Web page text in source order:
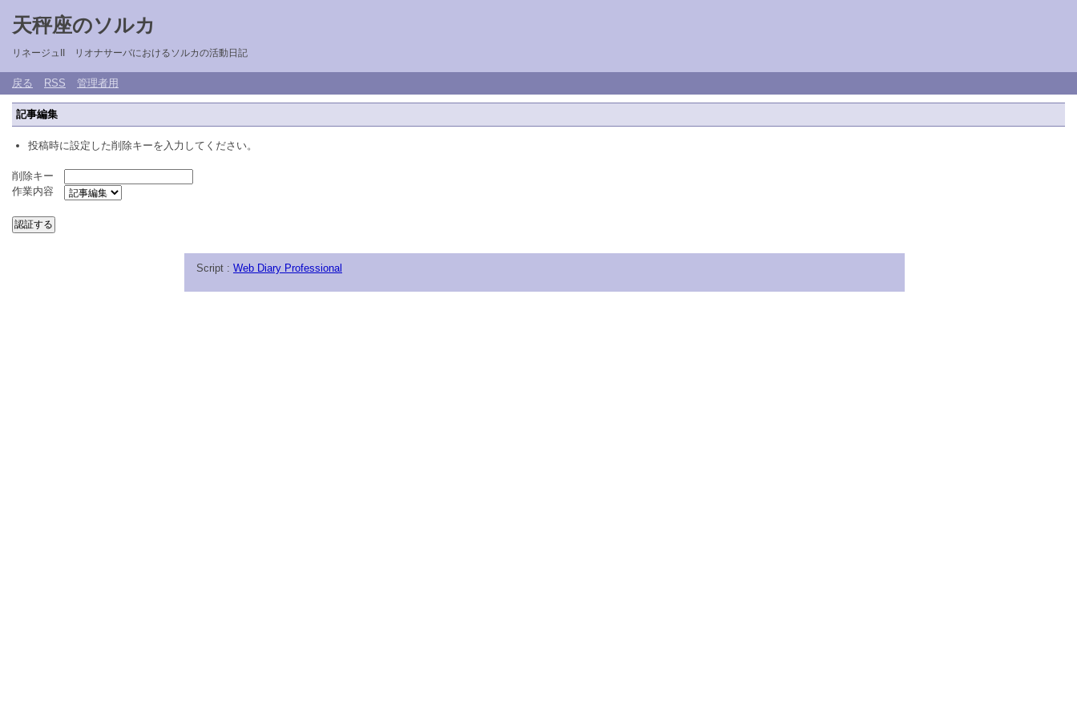
天秤座のソルカ
リネージュII リオナサーバにおけるソルカの活動日記
戻る RSS 管理者用
記事編集
投稿時に設定した削除キーを入力してください。
削除キー
作業内容
Script : Web Diary Professional